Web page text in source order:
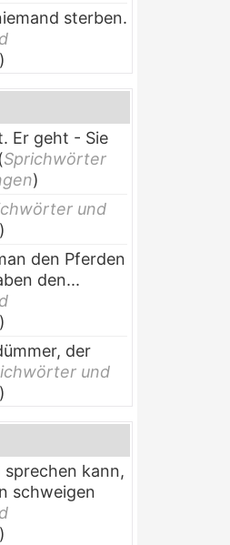
sterben.
)
Er geht - Sie
(Sprichwörter
)
und
)
den Pferden
den...
)
der
und
)
kann,
schweigen
)